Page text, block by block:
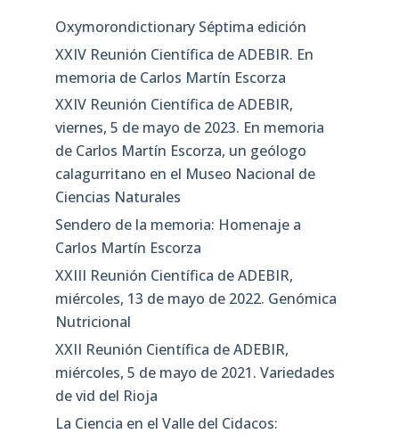
Oxymorondictionary Séptima edición
XXIV Reunión Científica de ADEBIR. En
memoria de Carlos Martín Escorza
XXIV Reunión Científica de ADEBIR,
viernes, 5 de mayo de 2023. En memoria
de Carlos Martín Escorza, un geólogo
calagurritano en el Museo Nacional de
Ciencias Naturales
Sendero de la memoria: Homenaje a
Carlos Martín Escorza
XXIII Reunión Científica de ADEBIR,
miércoles, 13 de mayo de 2022. Genómica
Nutricional
XXII Reunión Científica de ADEBIR,
miércoles, 5 de mayo de 2021. Variedades
de vid del Rioja
La Ciencia en el Valle del Cidacos: